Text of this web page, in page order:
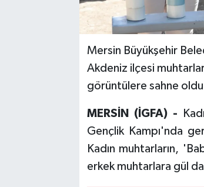
Mersin Büyükşehir
Akdeniz ilçesi
görüntülere sahne
MERSİN (İGFA) -
Gençlik Kampı'nda
Kadın muhtarların,
erkek muhtarlara gül